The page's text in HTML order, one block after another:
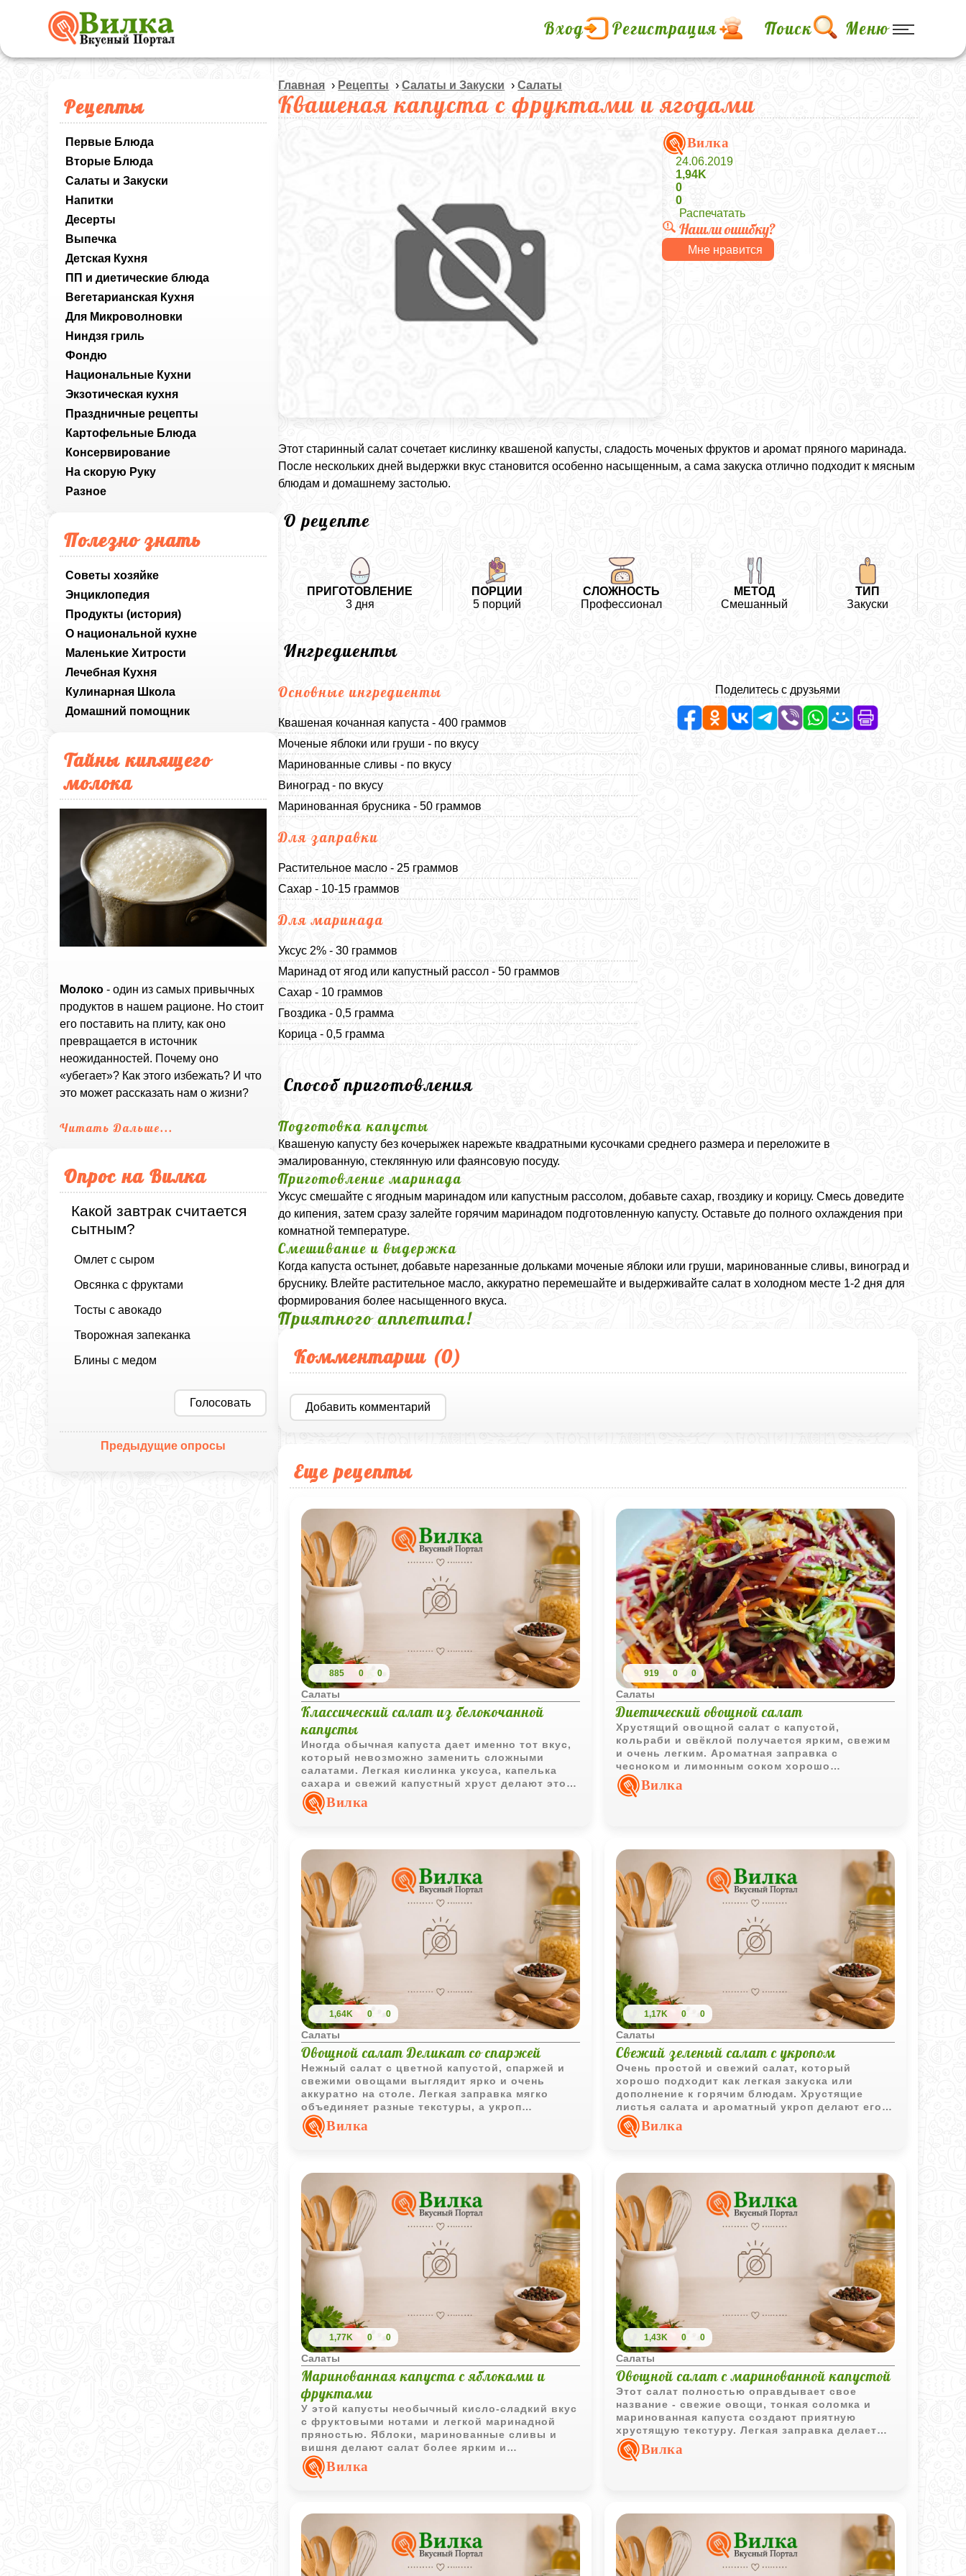
Вход Регистрация Поиск Меню
Рецепты
Первые Блюда
Вторые Блюда
Салаты и Закуски
Напитки
Десерты
Выпечка
Детская Кухня
ПП и диетические блюда
Вегетарианская Кухня
Для Микроволновки
Ниндзя гриль
Фондю
Национальные Кухни
Экзотическая кухня
Праздничные рецепты
Картофельные Блюда
Консервирование
На скорую Руку
Разное
Полезно знать
Советы хозяйке
Энциклопедия
Продукты (история)
О национальной кухне
Маленькие Хитрости
Лечебная Кухня
Кулинарная Школа
Домашний помощник
Тайны кипящего
молока
Молоко - один из самых привычных
продуктов в нашем рационе. Но стоит
его поставить на плиту, как оно
превращается в источник
неожиданностей. Почему оно
«убегает»? Как этого избежать? И что
это может рассказать нам о жизни?
Читать Дальше...
Опрос на Вилка
Какой завтрак считается
сытным?
Омлет с сыром
Овсянка с фруктами
Тосты с авокадо
Творожная запеканка
Блины с медом
Голосовать
Предыдущие опросы
Главная › Рецепты ›Салаты и Закуски ›Салаты
Квашеная капуста с фруктами и ягодами
Вилка
24.06.2019
1,94K
0
0
Распечатать
Нашли ошибку?
Мне нравится
Этот старинный салат сочетает кислинку квашеной капусты, сладость моченых фруктов и аромат пряного маринада.
После нескольких дней выдержки вкус становится особенно насыщенным, а сама закуска отлично подходит к мясным
блюдам и домашнему застолью.
О рецепте
ПРИГОТОВЛЕНИЕ
3 дня
ПОРЦИИ
5 порций
СЛОЖНОСТЬ
Профессионал
МЕТОД
Смешанный
ТИП
Закуски
Ингредиенты
Основные ингредиенты
Квашеная кочанная капуста - 400 граммов
Моченые яблоки или груши - по вкусу
Маринованные сливы - по вкусу
Виноград - по вкусу
Маринованная брусника - 50 граммов
Для заправки
Растительное масло - 25 граммов
Сахар - 10-15 граммов
Для маринада
Уксус 2% - 30 граммов
Маринад от ягод или капустный рассол - 50 граммов
Сахар - 10 граммов
Гвоздика - 0,5 грамма
Корица - 0,5 грамма
Поделитесь с друзьями
Способ приготовления
Подготовка капусты
Квашеную капусту без кочерыжек нарежьте квадратными кусочками среднего размера и переложите в
эмалированную, стеклянную или фаянсовую посуду.
Приготовление маринада
Уксус смешайте с ягодным маринадом или капустным рассолом, добавьте сахар, гвоздику и корицу. Смесь доведите
до кипения, затем сразу залейте горячим маринадом подготовленную капусту. Оставьте до полного охлаждения при
комнатной температуре.
Смешивание и выдержка
Когда капуста остынет, добавьте нарезанные дольками моченые яблоки или груши, маринованные сливы, виноград и
бруснику. Влейте растительное масло, аккуратно перемешайте и выдерживайте салат в холодном месте 1-2 дня для
формирования более насыщенного вкуса.
Приятного аппетита!
Комментарии (0)
Добавить комментарий
Еще рецепты
885 0 0
Салаты
Классический салат из белокочанной
капусты
Иногда обычная капуста дает именно тот вкус,
который невозможно заменить сложными
салатами. Легкая кислинка уксуса, капелька
сахара и свежий капустный хруст делают этот
салат особенно хорошим рядом с горячими
домашними блюдами.
Вилка
919 0 0
Салаты
Диетический овощной салат
Хрустящий овощной салат с капустой,
кольраби и свёклой получается ярким, свежим
и очень легким. Ароматная заправка с
чесноком и лимонным соком хорошо
подчеркивает натуральный вкус овощей.
Вилка
1,64K 0 0
Салаты
Овощной салат Деликат со спаржей
Нежный салат с цветной капустой, спаржей и
свежими овощами выглядит ярко и очень
аккуратно на столе. Легкая заправка мягко
объединяет разные текстуры, а укроп
добавляет свежий аромат и домашное
настроение.
Вилка
1,17K 0 0
Салаты
Свежий зеленый салат с укропом
Очень простой и свежий салат, который
хорошо подходит как легкая закуска или
дополнение к горячим блюдам. Хрустящие
листья салата и ароматный укроп делают его
особенно приятным в теплое время года.
Вилка
1,77K 0 0
Салаты
Маринованная капуста с яблоками и
фруктами
У этой капусты необычный кисло-сладкий вкус
с фруктовыми нотами и легкой маринадной
пряностью. Яблоки, маринованные сливы и
вишня делают салат более ярким и
насыщенным, а зеленый лук добавляет
свежесть.
Вилка
1,43K 0 0
Салаты
Овощной салат с маринованной капустой
Этот салат полностью оправдывает свое
название - свежие овощи, тонкая соломка и
маринованная капуста создают приятную
хрустящую текстуру. Легкая заправка делает
вкус мягче, сохраняя свежесть и сочность
овощей.
Вилка